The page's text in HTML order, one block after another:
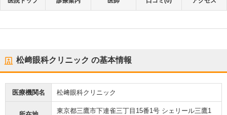
松﨑眼科クリニック の基本情報
医療機関名 松﨑眼科クリニック
東京都三鷹市下連雀三丁目15番1号 シェリール三鷹1